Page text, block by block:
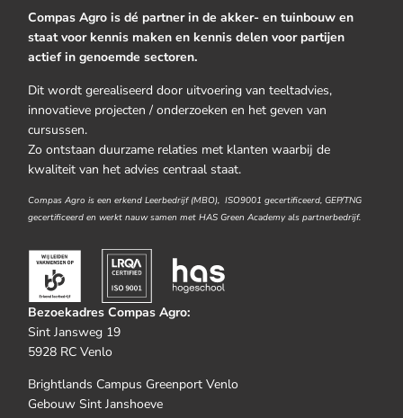
Compas Agro is dé partner in de akker- en tuinbouw en
staat voor kennis maken en kennis delen voor partijen
actief in genoemde sectoren.
Dit wordt gerealiseerd door uitvoering van teeltadvies,
innovatieve projecten / onderzoeken en het geven van
cursussen.
Zo ontstaan duurzame relaties met klanten waarbij de
kwaliteit van het advies centraal staat.
Compas Agro is een erkend Leerbedrijf (MBO), ISO9001 gecertificeerd, GEP/TNG
gecertificeerd en werkt nauw samen met HAS Green Academy als partnerbedrijf.
Bezoekadres Compas Agro:
Sint Jansweg 19
5928 RC Venlo
Brightlands Campus Greenport Venlo
Gebouw Sint Janshoeve